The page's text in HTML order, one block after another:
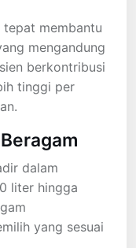
tepat membantu
mengandung
berkontribusi
tinggi per
dalam
liter hingga
yang sesuai